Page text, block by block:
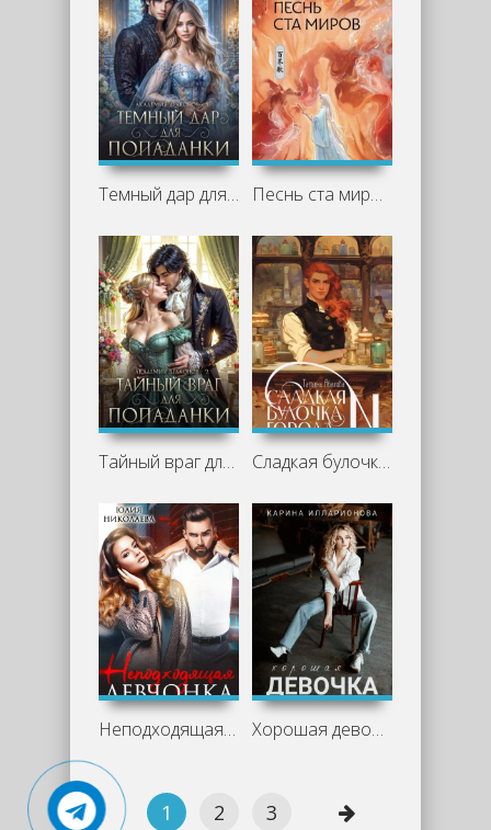
Темный дар для попаданки. Финал - Алина Углицкая Полина Нема Песнь ста миров - Цзюлу Фэйсян
Тайный враг для попаданки - Алина Углицкая, Полина Нема Сладкая булочка города N - Татьяна Абалова
Неподходящая девчонка - Юлия Николаева Хорошая девочка - Карина Илларионова
1 2 3